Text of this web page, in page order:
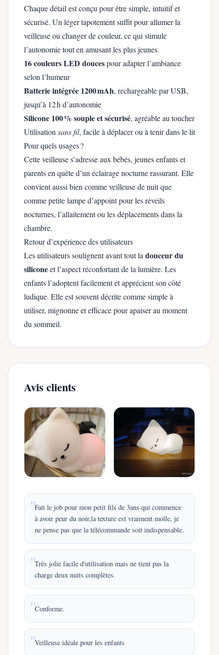
Chaque détail est conçu pour être simple, intuitif et
sécurisé. Un léger tapotement suffit pour allumer la
veilleuse ou changer de couleur, ce qui stimule
l’autonomie tout en amusant les plus jeunes.
16 couleurs LED doucespour adapter l’ambiance
selon l’humeur
Batterie intégrée 1200 mAh, rechargeable par USB,
jusqu’à 12 h d’autonomie
Silicone 100 % souple et sécurisé, agréable au toucher
Utilisation sans fil, facile à déplacer ou à tenir dans le lit
Pour quels usages ?
Cette veilleuse s’adresse aux bébés, jeunes enfants et
parents en quête d’un éclairage nocturne rassurant. Elle
convient aussi bien comme veilleuse de nuit que
comme petite lampe d’appoint pour les réveils
nocturnes, l’allaitement ou les déplacements dans la
chambre.
Retour d’expérience des utilisateurs
Les utilisateurs soulignent avant tout la douceur du
siliconeet l’aspect réconfortant de la lumière. Les
enfants l’adoptent facilement et apprécient son côté
ludique. Elle est souvent décrite comme simple à
utiliser, mignonne et efficace pour apaiser au moment
du sommeil.
Avis clients
Fait le job pour mon petit fils de 3ans qui commence
à avoir peur du noir,la texture est vraiment molle, je
ne pense pas que la télécommande soit indispensable.
Très jolie facile d'utilisation mais ne tient pas la
charge deux nuits complètes.
Conforme.
Veilleuse idéale pour les enfants